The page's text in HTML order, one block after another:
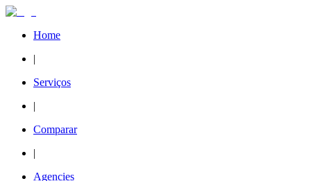
Home
|
Serviços
|
Comparar
|
Agencies